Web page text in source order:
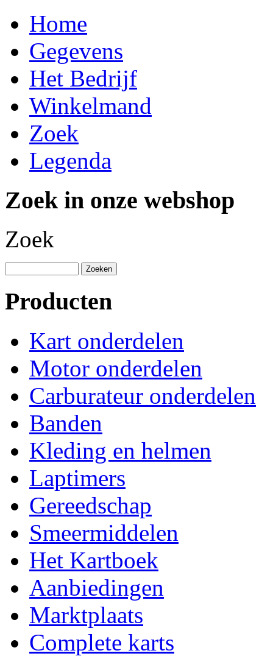
Home
Gegevens
Het Bedrijf
Winkelmand
Zoek
Legenda
Zoek in onze webshop
Zoek
Producten
Kart onderdelen
Motor onderdelen
Carburateur onderdelen
Banden
Kleding en helmen
Laptimers
Gereedschap
Smeermiddelen
Het Kartboek
Aanbiedingen
Marktplaats
Complete karts